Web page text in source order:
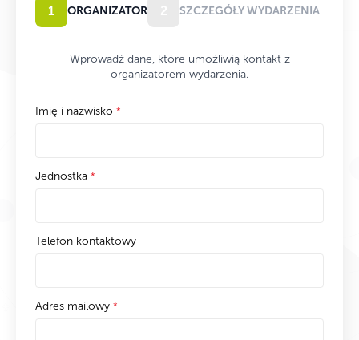
1 ORGANIZATOR SZCZEGÓŁY WYDARZENIA
Wprowadź dane, które umożliwią kontakt z
organizatorem wydarzenia.
Imię i nazwisko *
Jednostka *
Telefon kontaktowy
Adres mailowy *